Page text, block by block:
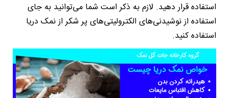
استفاده قرار دهید. لازم به ذکر است شما می‌توانید به جای
استفاده از نوشیدنی‌های الکترولیتی‌های پر شکر از نمک دریا
استفاده کنید.